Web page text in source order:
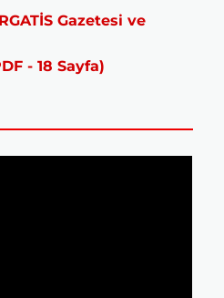
Gazetesi ve
- 18 Sayfa)